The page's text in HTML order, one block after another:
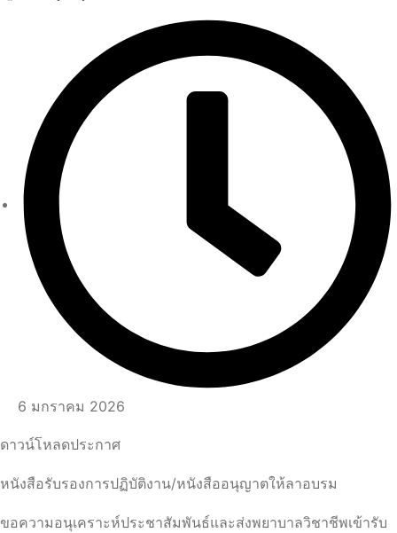
6 มกราคม 2026
ดาวน์โหลดประกาศ
หนังสือรับรองการปฏิบัติงาน/หนังสืออนุญาตให้ลาอบรม
ขอความอนุเคราะห์ประชาสัมพันธ์และส่งพยาบาลวิชาชีพเข้ารับ